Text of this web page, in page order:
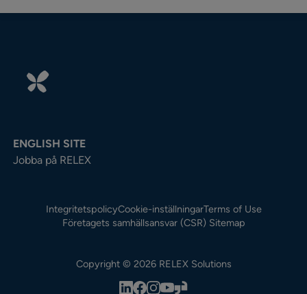
ENGLISH SITE
Jobba på RELEX
IntegritetspolicyCookie-inställningarTerms of Use
Företagets samhällsansvar (CSR) Sitemap
Copyright © 2026 RELEX Solutions